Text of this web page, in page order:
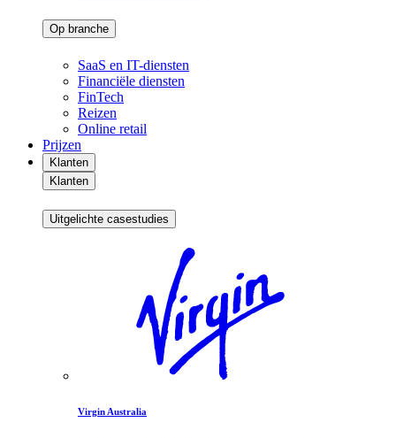
Op branche
SaaS en IT-diensten
Financiële diensten
FinTech
Reizen
Online retail
Prijzen
Klanten
Klanten
Uitgelichte casestudies
Virgin Australia